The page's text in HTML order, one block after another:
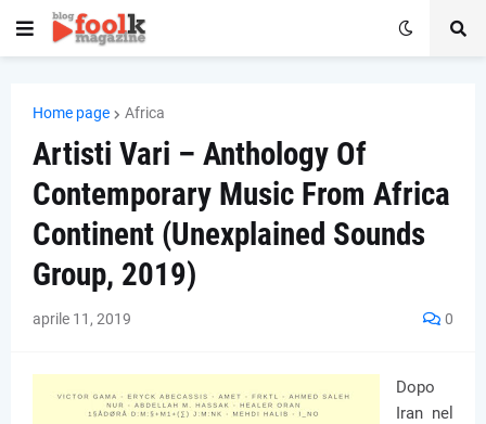
Home page Africa
Artisti Vari – Anthology Of
Contemporary Music From Africa
Continent (Unexplained Sounds
Group, 2019)
aprile 11, 2019 0
Dopo
Iran nel